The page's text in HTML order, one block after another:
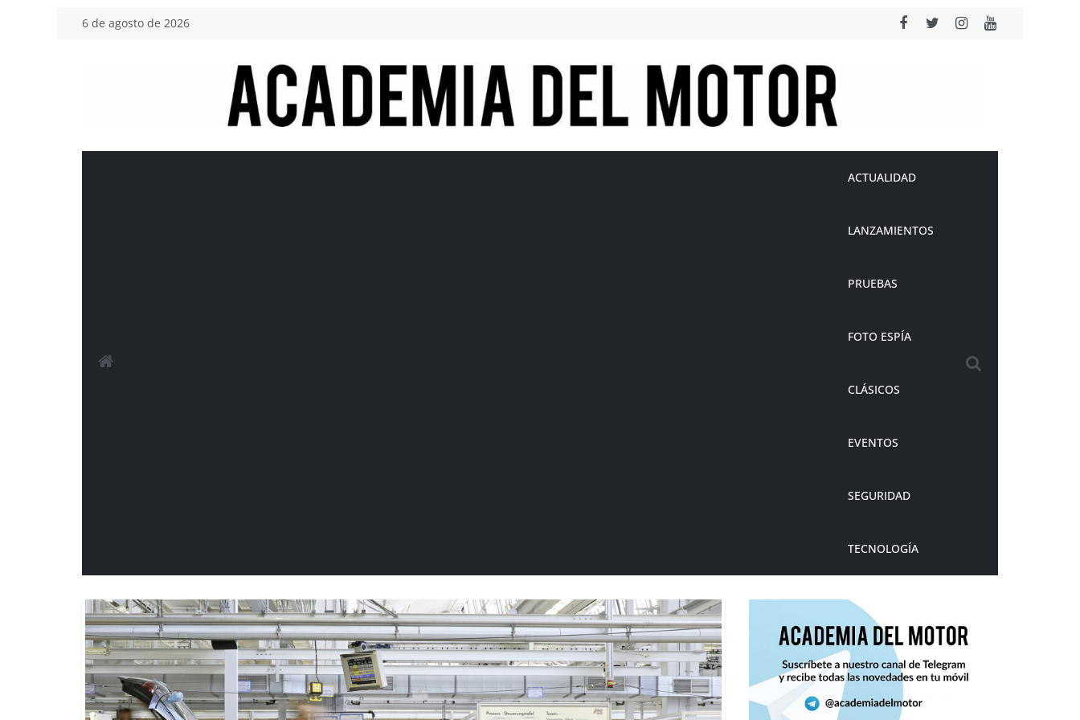
Saltar6 de agosto de 2026
Academia
del
ACTUALIDAD
LANZAMIENTOS
PRUEBAS
FOTO ESPÍA
CLÁSICOS
EVENTOS
SEGURIDAD
TECNOLOGÍA